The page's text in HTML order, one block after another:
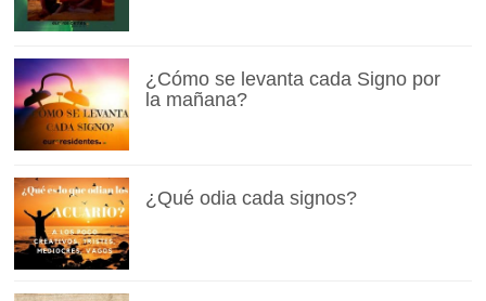
¿Cómo se levanta cada Signo por
la mañana?
¿Qué odia cada signos?